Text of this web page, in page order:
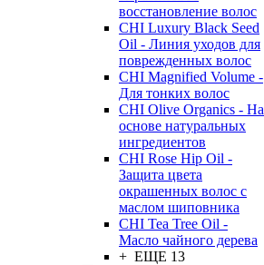
восстановление волос
CHI Luxury Black Seed
Oil - Линия уходов для
поврежденных волос
CHI Magnified Volume -
Для тонких волос
CHI Olive Organics - На
основе натуральных
ингредиентов
CHI Rose Hip Oil -
Защита цвета
окрашенных волос с
маслом шиповника
CHI Tea Tree Oil -
Масло чайного дерева
+ ЕЩЕ 13